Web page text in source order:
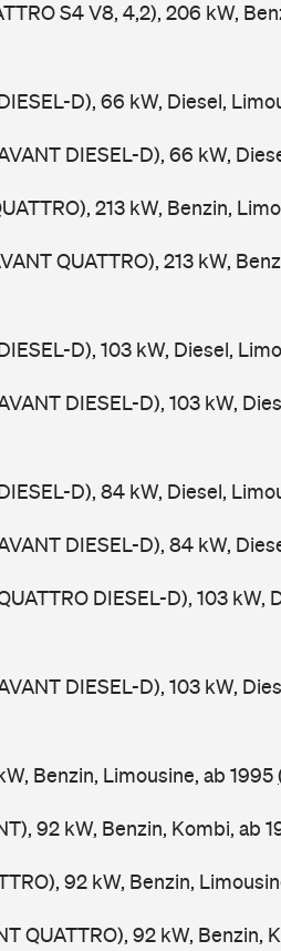
S4 V8, 4,2), 206 kW,
D), 66 kW, Diesel,
DIESEL-D), 66 kW,
213 kW, Benzin,
QUATTRO), 213 kW,
D), 103 kW, Diesel,
DIESEL-D), 103 kW,
D), 84 kW, Diesel,
DIESEL-D), 84 kW,
DIESEL-D), 103 kW,
DIESEL-D), 103 kW,
Benzin, Limousine, ab 1995
92 kW, Benzin, Kombi, ab
92 kW, Benzin,
QUATTRO), 92 kW, Benzin,